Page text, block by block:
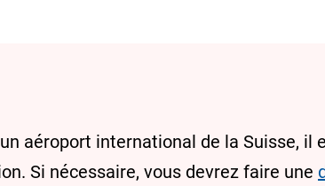
aéroport international de la Suisse,
Si nécessaire, vous devrez faire une